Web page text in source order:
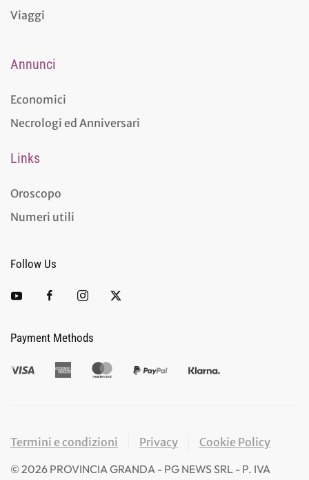
Viaggi
Annunci
Economici
Necrologi ed Anniversari
Links
Oroscopo
Numeri utili
Follow Us
Payment Methods
Termini e condizioni Privacy
Cookie Policy
© 2026 PROVINCIA GRANDA - PG NEWS SRL - P. IVA